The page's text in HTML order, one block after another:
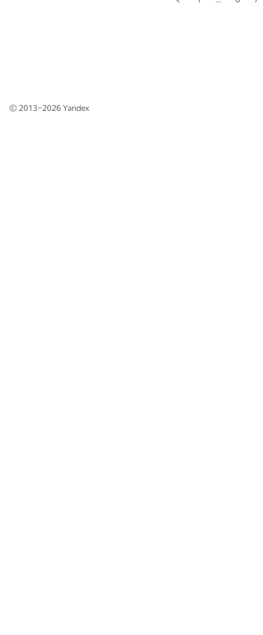
© 2013–2026Yandex